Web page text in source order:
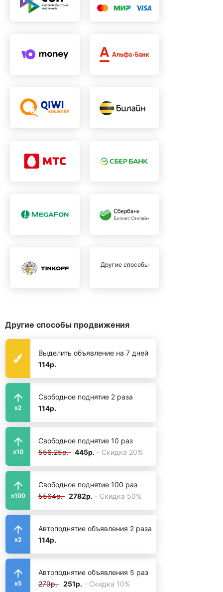
Другие способы
Другие способы продвижения
Выделить объявление на 7 дней
114р.
x2
Свободное поднятие 2 раза
114р.
x10
Свободное поднятие 10 раз
556.25р. 445р. - Скидка 20%
x100
Свободное поднятие 100 раз
5564р. 2782р. - Скидка 50%
x2
Автоподнятие объявления 2 раза
114р.
x5
Автоподнятие объявления 5 раз
279р. 251р. - Скидка 10%